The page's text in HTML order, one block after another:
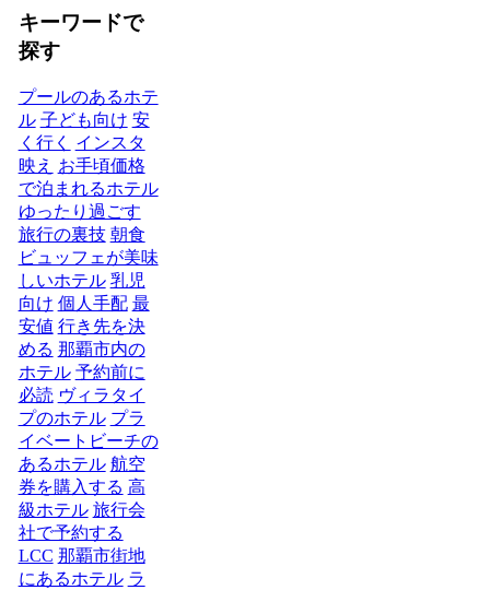
キーワードで
探す
プールのあるホテ
ル 子ども向け 安
く行く
インスタ
映え お手頃価格
で泊まれるホテル
ゆったり過ごす
旅行の裏技 朝食
ビュッフェが美味
しいホテル 乳児
向け 個人手配 最
安値 行き先を決
める 那覇市内の
ホテル 予約前に
必読 ヴィラタイ
プのホテル プラ
イベートビーチの
あるホテル 航空
券を購入する 高
級ホテル 旅行会
社で予約する
LCC 那覇市街地
にあるホテル ラ